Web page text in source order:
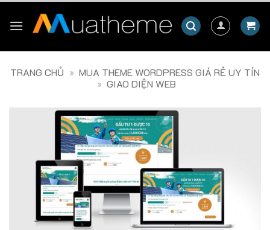
TRANG CHỦ » MUA THEME WORDPRESS GIÁ RẺ UY TÍN
» GIAO DIỆN WEB